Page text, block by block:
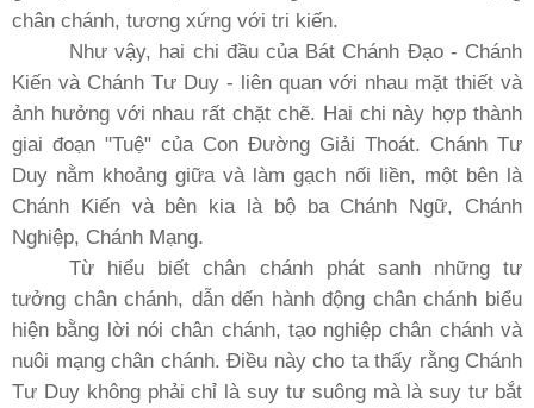
chân chánh, tương xứng với tri kiến.
Như vậy, hai chi đầu của Bát Chánh Ðạo - Chánh
Kiến và Chánh Tư Duy - liên quan với nhau mặt thiết và
ảnh hưởng với nhau rất chặt chẽ. Hai chi này hợp thành
giai đoạn "Tuệ" của Con Ðường Giải Thoát. Chánh Tư
Duy nằm khoảng giữa và làm gạch nối liền, một bên là
Chánh Kiến và bên kia là bộ ba Chánh Ngữ, Chánh
Nghiệp, Chánh Mạng.
Từ hiểu biết chân chánh phát sanh những tư
tưởng chân chánh, dẫn dến hành động chân chánh biểu
hiện bằng lời nói chân chánh, tạo nghiệp chân chánh và
nuôi mạng chân chánh. Ðiều này cho ta thấy rằng Chánh
Tư Duy không phải chỉ là suy tư suông mà là suy tư bắt